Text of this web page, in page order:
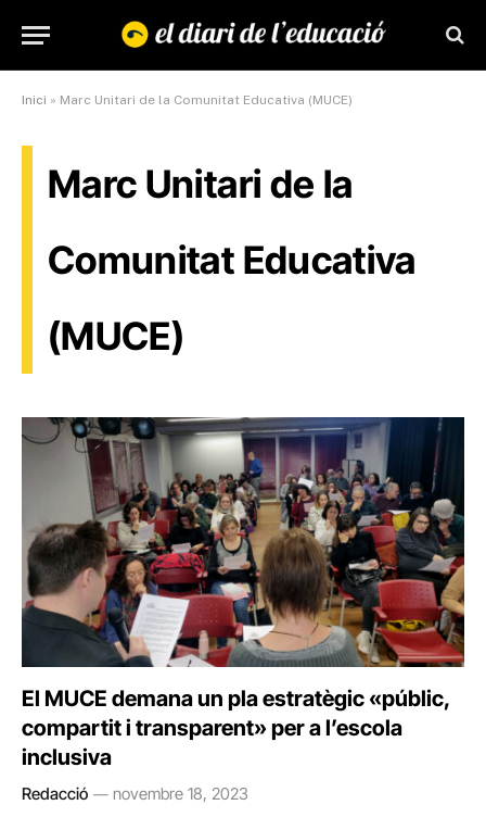
Inici » Marc Unitari de la Comunitat Educativa (MUCE)
Marc Unitari de la
Comunitat Educativa
(MUCE)
El MUCE demana un pla estratègic «públic,
compartit i transparent» per a l’escola
inclusiva
Redacció novembre 18, 2023